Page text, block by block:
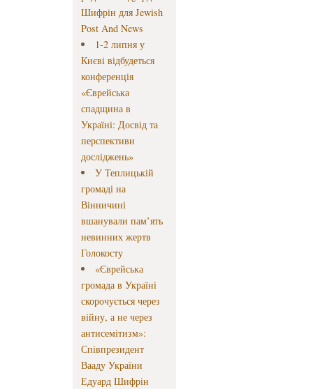
Шифрін для Jewish
Post And News
1-2 липня у
Києві відбудеться
конференція
«Єврейська
спадщина в
Україні: Досвід та
перспективи
досліджень»
У Теплицькій
громаді на
Вінничині
вшанували пам’ять
невинних жертв
Голокосту
«Єврейська
громада в Україні
скорочується через
війну, а не через
антисемітизм»:
Співпрезидент
Вааду України
Едуард Шифрін